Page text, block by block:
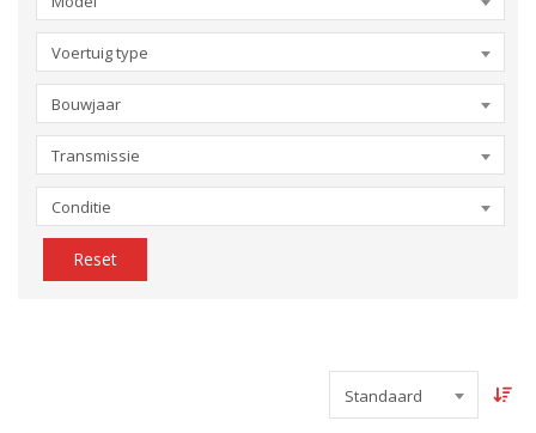
Voertuig type
Bouwjaar
Transmissie
Conditie
Reset
Standaard